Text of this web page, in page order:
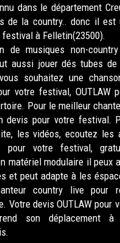
dans le département
de la country.. donc il est
à Felletin(23500).
de musiques non-
aussi jouer dés tubes de
souhaitez une
votre festival, OUTLAW
Pour le meilleur
devis pour votre festival.
les vidéos, ecoutez les
pour votre festival,
matériel modulaire il peux
et peut adapte à les
country live pour
Votre devis OUTLAW pour
son déplacement